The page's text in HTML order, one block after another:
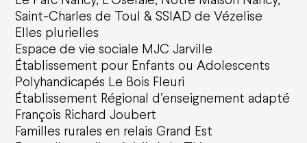
Saint-Charles de Toul & SSIAD de Vézelise
Elles plurielles
Espace de vie sociale MJC Jarville
Établissement pour Enfants ou Adolescents
Polyhandicapés Le Bois Fleuri
Établissement Régional d’enseignement adapté
François Richard Joubert
Familles rurales en relais Grand Est